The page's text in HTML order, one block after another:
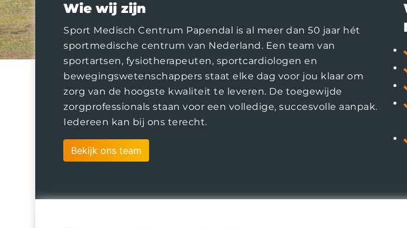
Wie wij zijn
Sport Medisch Centrum Papendal is al meer dan 50 jaar hét
sportmedische centrum van Nederland. Een team van
sportartsen, fysiotherapeuten, sportcardiologen en
bewegingswetenschappers staat elke dag voor jou klaar om
zorg van de hoogste kwaliteit te leveren. De toegewijde
zorgprofessionals staan voor een volledige, succesvolle aanpak.
Iedereen kan bij ons terecht.
Bekijk ons team